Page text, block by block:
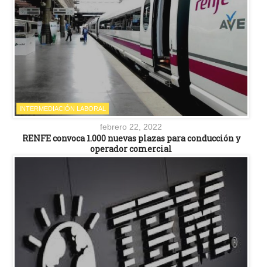
INTERMEDIACIÓN LABORAL
febrero 22, 2022
RENFE convoca 1.000 nuevas plazas para conducción y
operador comercial